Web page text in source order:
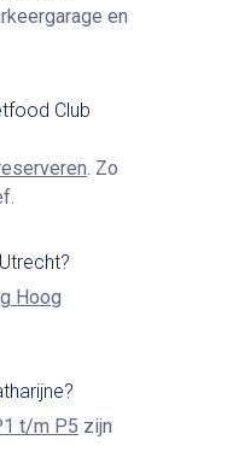
en
Club
. Zo
Hoog
t/m P5 zijn